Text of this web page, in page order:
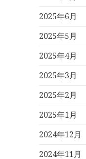
2025年6月
2025年5月
2025年4月
2025年3月
2025年2月
2025年1月
2024年12月
2024年11月